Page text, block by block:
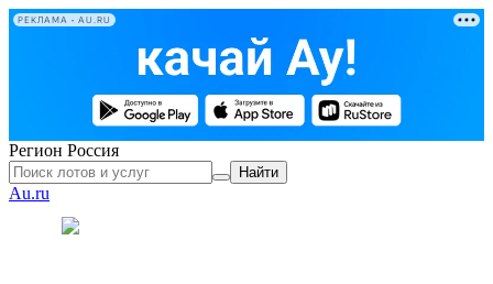
РЕКЛАМА • AU.RU
Регион Россия
Найти
Au.ru